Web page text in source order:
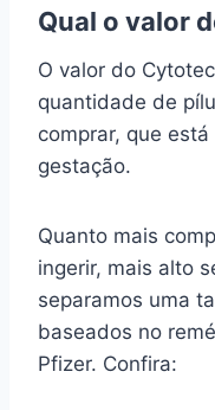
Qual o valor
O valor do
quantidade de
comprar, que
gestação.
Quanto mais
ingerir, mais alto
separamos uma
baseados no
Pfizer. Confira: